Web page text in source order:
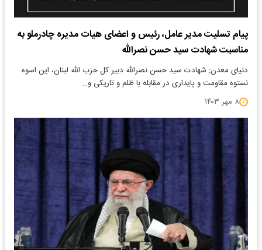
پیام تسلیت مدیر عامل، رئیس و اعضای هیات مدیره چادرملو به
مناسبت شهادت سید حسن نصرالله
دنیای معدن: شهادت سید حسن نصرالله دبیر کل حزب الله لبنان، این اسوه
نستوه مقاومت و پایداری در مقابله با ظلم و تاریکی و…
۸ مهر ۱۴۰۳